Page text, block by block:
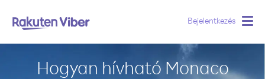
Bejelentkezés
Hogyan hívható Monaco